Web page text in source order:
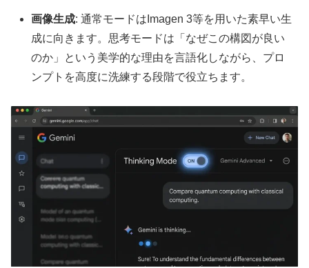
画像生成: 通常モードはImagen 3等を用いた素早い生
成に向きます。思考モードは「なぜこの構図が良い
のか」という美学的な理由を言語化しながら、プロ
ンプトを高度に洗練する段階で役立ちます。